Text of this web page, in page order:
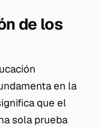
de los
en la
que el
sola prueba